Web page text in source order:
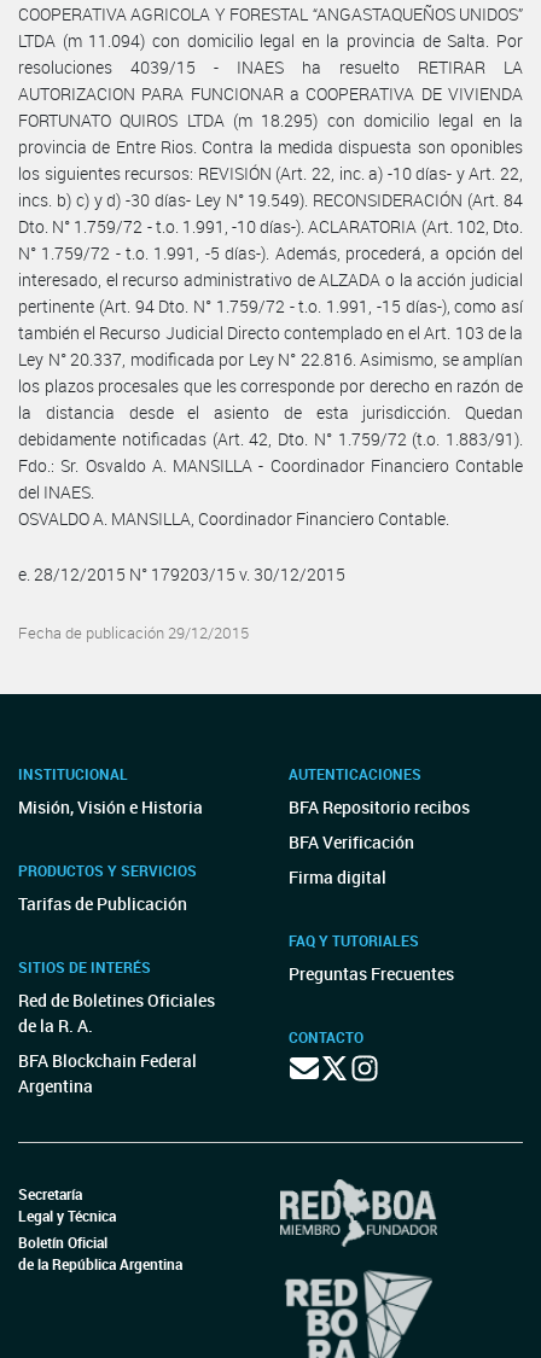
COOPERATIVA AGRICOLA Y FORESTAL “ANGASTAQUEÑOS UNIDOS”
LTDA (m 11.094) con domicilio legal en la provincia de Salta. Por
resoluciones 4039/15 - INAES ha resuelto RETIRAR LA
AUTORIZACION PARA FUNCIONAR a COOPERATIVA DE VIVIENDA
FORTUNATO QUIROS LTDA (m 18.295) con domicilio legal en la
provincia de Entre Rios. Contra la medida dispuesta son oponibles
los siguientes recursos: REVISIÓN (Art. 22, inc. a) -10 días- y Art. 22,
incs. b) c) y d) -30 días- Ley N° 19.549). RECONSIDERACIÓN (Art. 84
Dto. N° 1.759/72 - t.o. 1.991, -10 días-). ACLARATORIA (Art. 102, Dto.
N° 1.759/72 - t.o. 1.991, -5 días-). Además, procederá, a opción del
interesado, el recurso administrativo de ALZADA o la acción judicial
pertinente (Art. 94 Dto. N° 1.759/72 - t.o. 1.991, -15 días-), como así
también el Recurso Judicial Directo contemplado en el Art. 103 de la
Ley N° 20.337, modificada por Ley N° 22.816. Asimismo, se amplían
los plazos procesales que les corresponde por derecho en razón de
la distancia desde el asiento de esta jurisdicción. Quedan
debidamente notificadas (Art. 42, Dto. N° 1.759/72 (t.o. 1.883/91).
Fdo.: Sr. Osvaldo A. MANSILLA - Coordinador Financiero Contable
del INAES.
OSVALDO A. MANSILLA, Coordinador Financiero Contable.
e. 28/12/2015 N° 179203/15 v. 30/12/2015
Fecha de publicación 29/12/2015
INSTITUCIONAL
Misión, Visión e Historia
PRODUCTOS Y SERVICIOS
Tarifas de Publicación
SITIOS DE INTERÉS
Red de Boletines Oficiales
de la R. A.
BFA Blockchain Federal
Argentina
AUTENTICACIONES
BFA Repositorio recibos
BFA Verificación
Firma digital
FAQ Y TUTORIALES
Preguntas Frecuentes
CONTACTO
Secretaría
Legal y Técnica
Boletín Oficial
de la República Argentina